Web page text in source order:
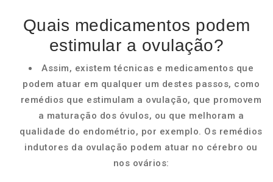
Quais medicamentos podem
estimular a ovulação?
Assim, existem técnicas e medicamentos que
podem atuar em qualquer um destes passos, como
remédios que estimulam a ovulação, que promovem
a maturação dos óvulos, ou que melhoram a
qualidade do endométrio, por exemplo. Os remédios
indutores da ovulação podem atuar no cérebro ou
nos ovários: